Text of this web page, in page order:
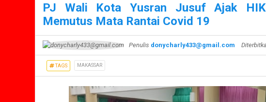
PJ Wali Kota Yusran Jusuf Ajak
Memutus Mata Rantai Covid 19
Penulis donycharly433@gmail.com
TAGS MAKASSAR